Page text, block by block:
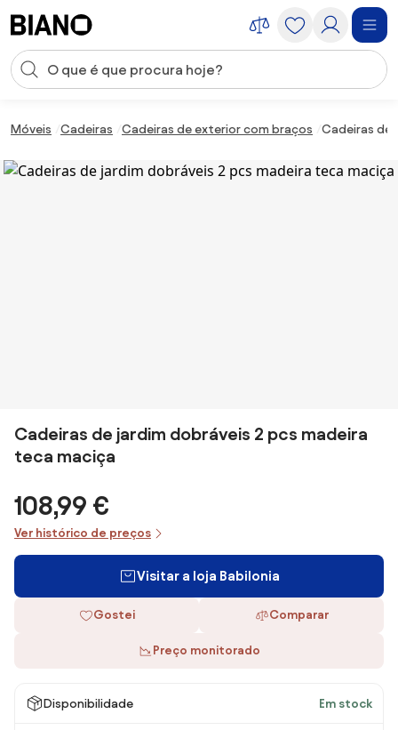
Entrada de pesquisa
Móveis Cadeiras Cadeiras de exterior com braços Cadeiras de
Cadeiras de jardim dobráveis 2 pcs madeira
teca maciça
108,99 €
Ver histórico de preços
Visitar a loja Babilonia
Gostei Comparar
Preço monitorado
Disponibilidade Em stock